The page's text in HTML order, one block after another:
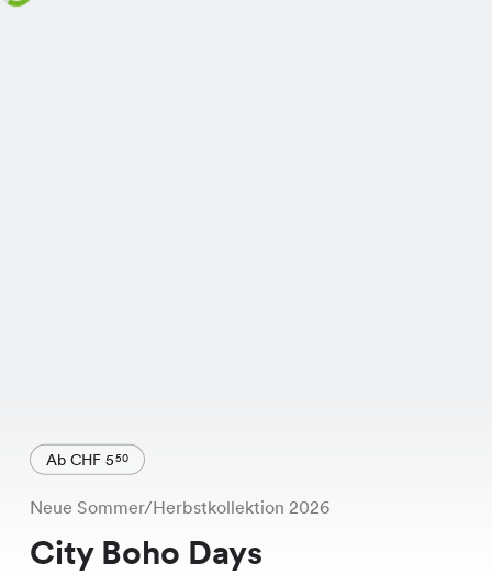
Ab CHF 550
Neue Sommer/Herbstkollektion 2026
City Boho Days